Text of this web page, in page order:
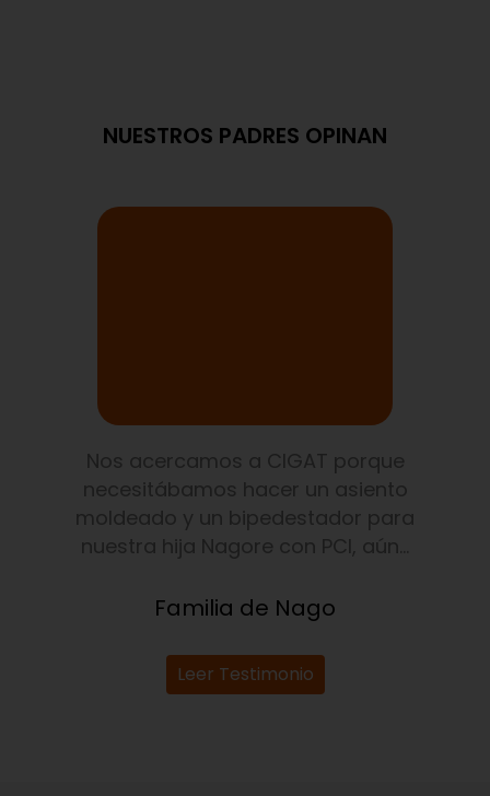
NUESTROS PADRES OPINAN
Nos acercamos a CIGAT porque
necesitábamos hacer un asiento
moldeado y un bipedestador para
nuestra hija Nagore con PCI, aún...
Familia de Nago
Leer Testimonio